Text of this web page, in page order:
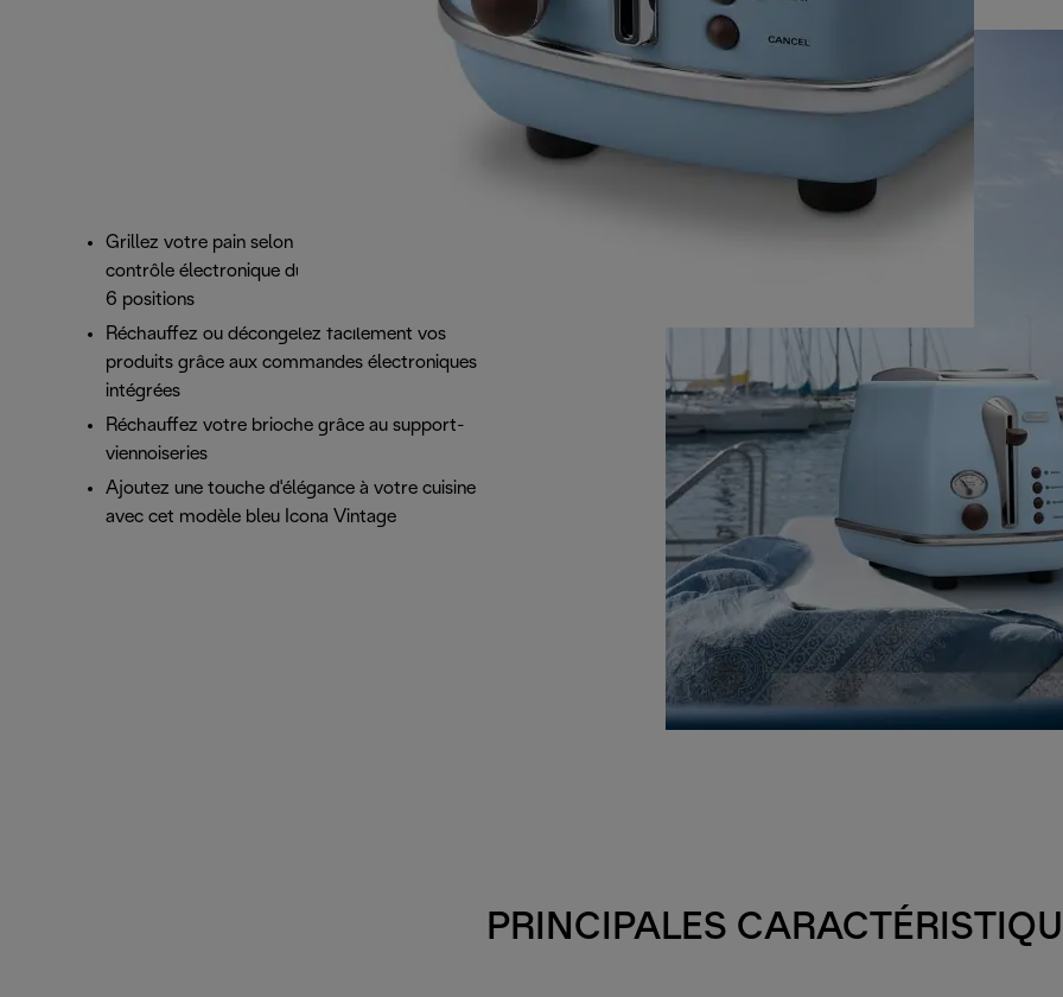
Grillez votre pain selon vos goûts grâce au
contrôle électronique du dorage progressif à
6 positions
Réchauffez ou décongelez facilement vos
produits grâce aux commandes électroniques
intégrées
Réchauffez votre brioche grâce au support-
viennoiseries
Ajoutez une touche d'élégance à votre cuisine
avec cet modèle bleu Icona Vintage
PRINCIPALES